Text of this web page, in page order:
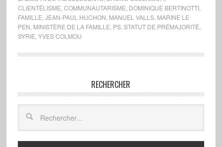
CLIENTÉLISME COMMUNAUTARISME DOMINIQUE BERTINOTTI,
FAMILLE JEAN-PAUL HUCHON MANUEL VALLS, MARINE LE
PEN MINISTÈRE DE LA FAMILLE PS, STATUT DE PRÉMAJORITÉ
SYRIE YVES COLMOU
RECHERCHER